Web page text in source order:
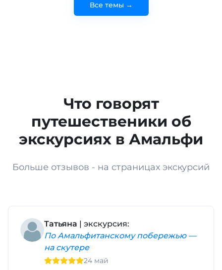
Все темы →
Что говорят
путешественики об
экскурсиях в Амальфи
Больше отзывов - на страницах экскурсий
Татьяна | экскурсия:
По Амальфитанскому побережью —
на скутере
24 май